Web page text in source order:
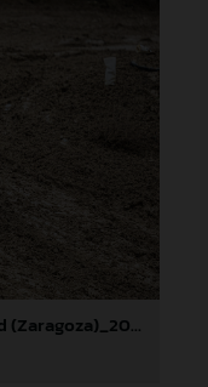
Gerard Congost_CE_MX_Calatayud (Zaragoza)_2024